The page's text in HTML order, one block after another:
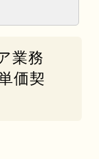
業務
価契